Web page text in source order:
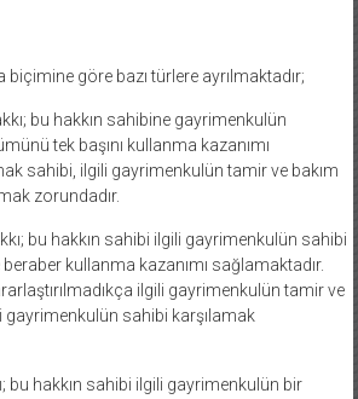
biçimine göre bazı türlere ayrılmaktadır;
bu hakkın sahibine gayrimenkulün
tek başını kullanma kazanımı
sahibi, ilgili gayrimenkulün tamir ve bakım
zorundadır.
bu hakkın sahibi ilgili gayrimenkulün sahibi
kullanma kazanımı sağlamaktadır.
ilgili gayrimenkulün tamir ve
gayrimenkulün sahibi karşılamak
bu hakkın sahibi ilgili gayrimenkulün bir